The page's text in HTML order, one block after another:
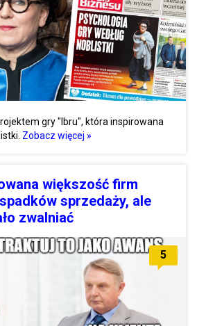
gry "Ibru", która inspirowana
Zobacz więcej »
większość firm
sprzedaży, ale
zwalniać
5